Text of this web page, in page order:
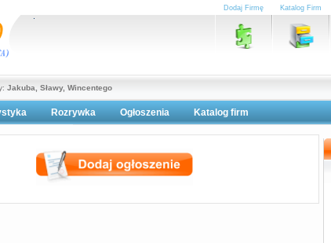
Katalog Firm
Dodaj Firmę
Jakuba, Sławy, Wincentego
prywatności
Rozrywka Ogłoszenia Katalog firm